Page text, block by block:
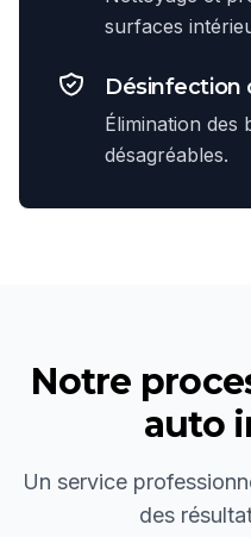
surfaces
Désinfection
Élimination des
désagréables.
Notre
auto
Un service
des